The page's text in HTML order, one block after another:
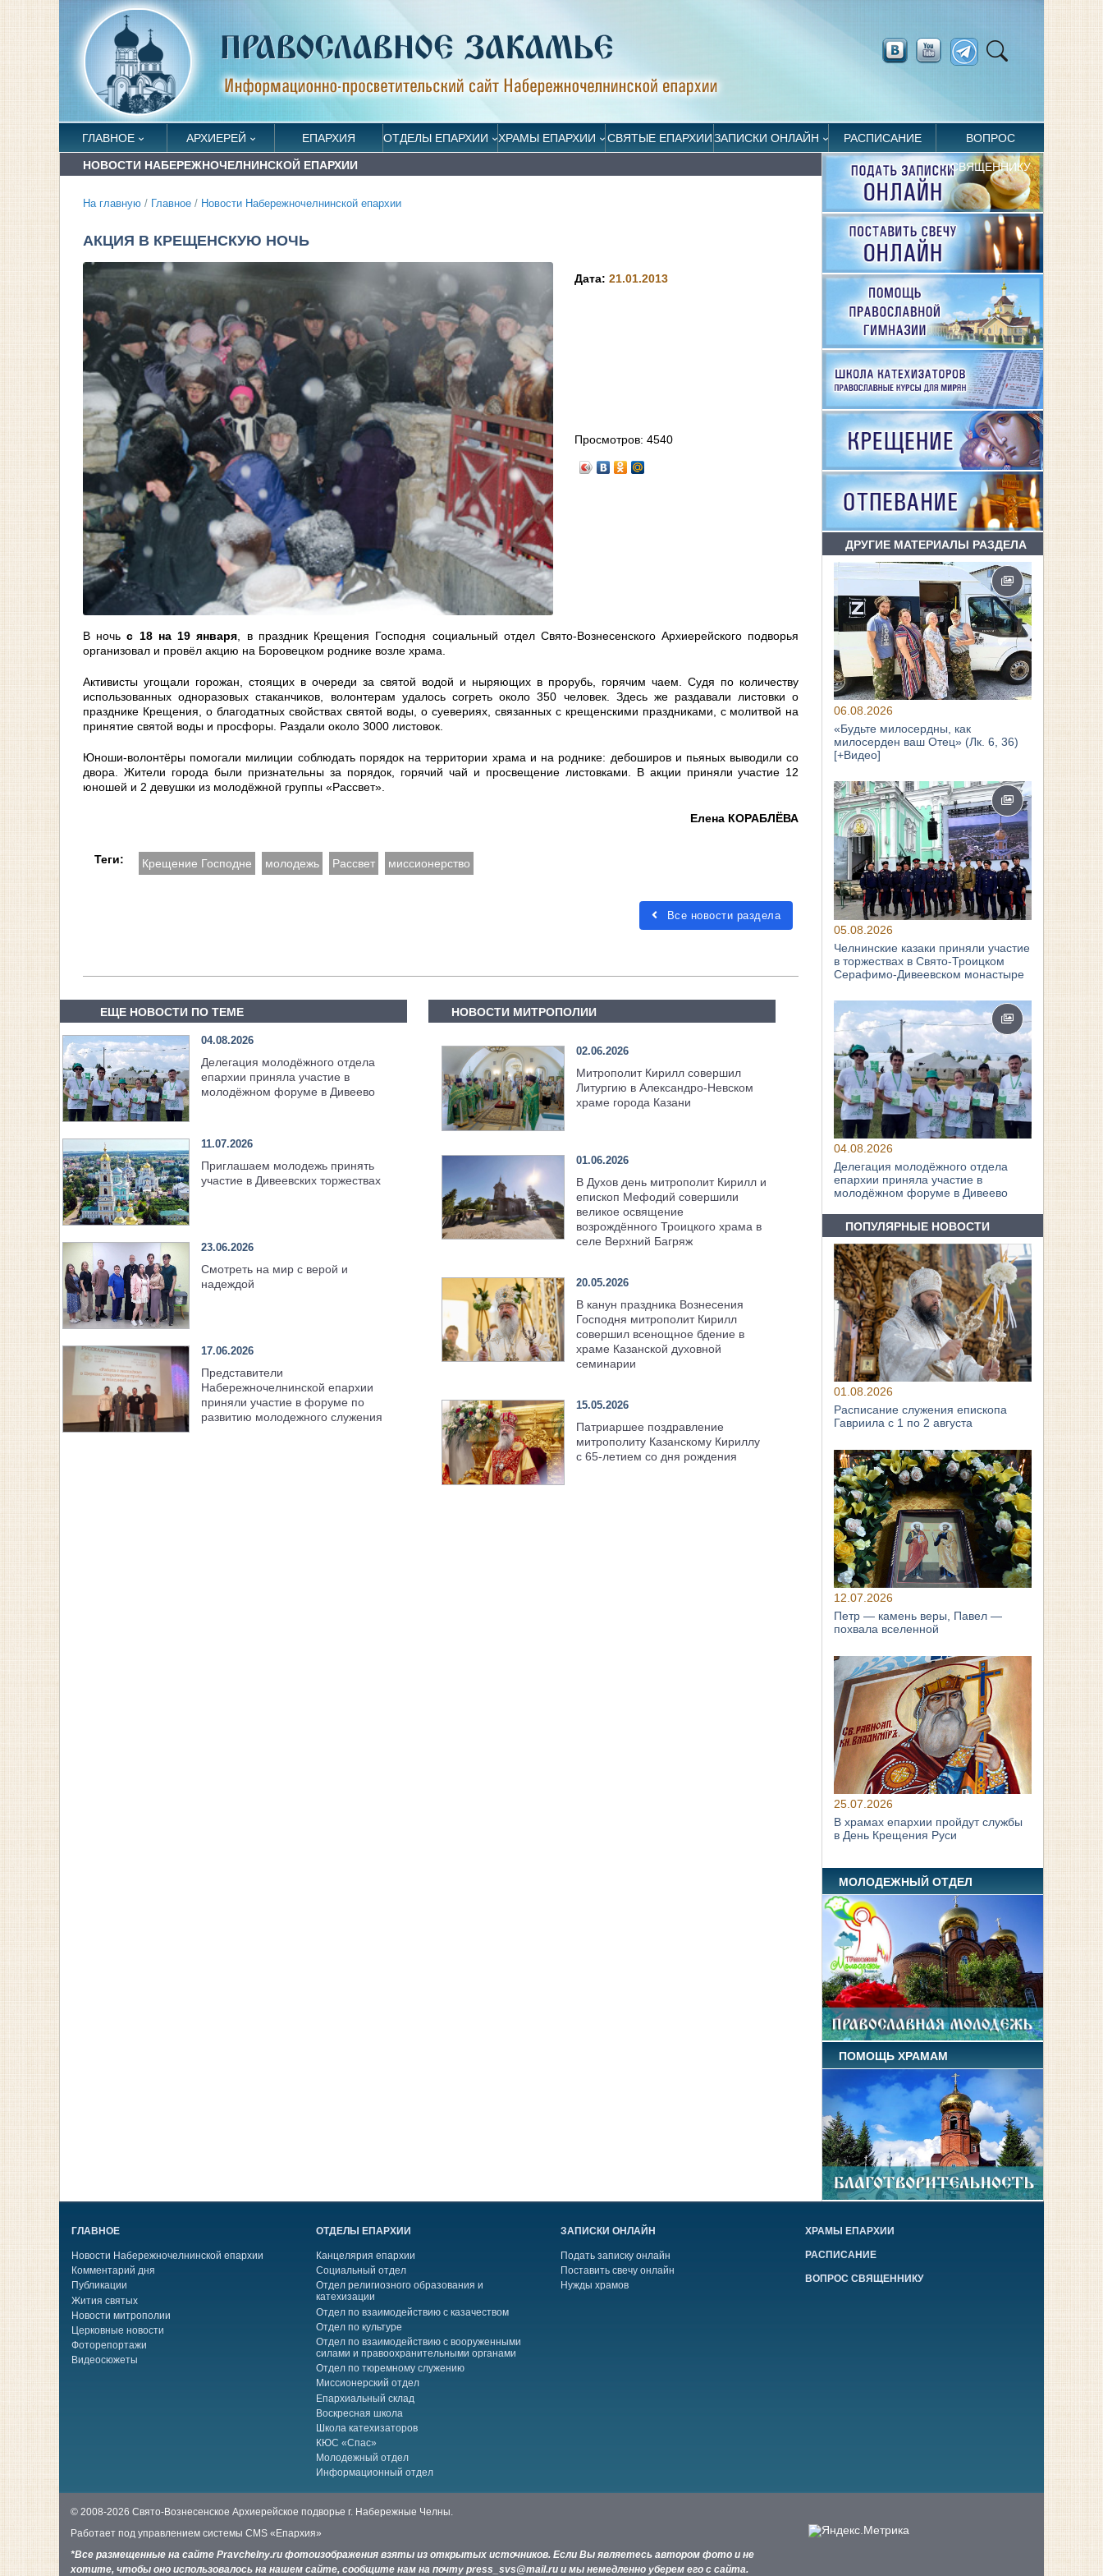
ГЛАВНОЕ АРХИЕРЕЙ ЕПАРХИЯ ОТДЕЛЫ ЕПАРХИИ ХРАМЫ ЕПАРХИИ СВЯТЫЕ ЕПАРХИИЗАПИСКИ ОНЛАЙН РАСПИСАНИЕ ВОПРОС
СВЯЩЕННИКУ
НОВОСТИ НАБЕРЕЖНОЧЕЛНИНСКОЙ ЕПАРХИИ
На главную / Главное / Новости Набережночелнинской епархии
АКЦИЯ В КРЕЩЕНСКУЮ НОЧЬ
Дата:21.01.2013
Просмотров:4540
В ночьс 18 на 19 января , в праздник Крещения Господня социальный отдел Свято-Вознесенского Архиерейского подворья
организовал и провёл акцию на Боровецком роднике возле храма.
Активисты угощали горожан, стоящих в очереди за святой водой и ныряющих в прорубь, горячим чаем. Судя по количеству
использованных одноразовых стаканчиков, волонтерам удалось согреть около 350 человек. Здесь же раздавали листовки о
празднике Крещения, о благодатных свойствах святой воды, о суевериях, связанных с крещенскими праздниками, с молитвой на
принятие святой воды и просфоры. Раздали около 3000 листовок.
Юноши-волонтёры помогали милиции соблюдать порядок на территории храма и на роднике: дебоширов и пьяных выводили со
двора. Жители города были признательны за порядок, горячий чай и просвещение листовками. В акции приняли участие 12
юношей и 2 девушки из молодёжной группы «Рассвет».
Елена КОРАБЛЁВА
Теги: Крещение Господне молодежь Рассвет миссионерство
Все новости раздела
ЕЩЕ НОВОСТИ ПО ТЕМЕ
04.08.2026
Делегация молодёжного отдела
епархии приняла участие в
молодёжном форуме в Дивеево
11.07.2026
Приглашаем молодежь принять
участие в Дивеевских торжествах
23.06.2026
Смотреть на мир с верой и
надеждой
17.06.2026
Представители
Набережночелнинской епархии
приняли участие в форуме по
развитию молодежного служения
НОВОСТИ МИТРОПОЛИИ
02.06.2026
Митрополит Кирилл совершил
Литургию в Александро-Невском
храме города Казани
01.06.2026
В Духов день митрополит Кирилл и
епископ Мефодий совершили
великое освящение
возрождённого Троицкого храма в
селе Верхний Багряж
20.05.2026
В канун праздника Вознесения
Господня митрополит Кирилл
совершил всенощное бдение в
храме Казанской духовной
семинарии
15.05.2026
Патриаршее поздравление
митрополиту Казанскому Кириллу
с 65-летием со дня рождения
ДРУГИЕ МАТЕРИАЛЫ РАЗДЕЛА
06.08.2026
«Будьте милосердны, как
милосерден ваш Отец» (Лк. 6, 36)
[+Видео]
05.08.2026
Челнинские казаки приняли участие
в торжествах в Свято‑Троицком
Серафимо‑Дивеевском монастыре
04.08.2026
Делегация молодёжного отдела
епархии приняла участие в
молодёжном форуме в Дивеево
ПОПУЛЯРНЫЕ НОВОСТИ
01.08.2026
Расписание служения епископа
Гавриила с 1 по 2 августа
12.07.2026
Петр — камень веры, Павел —
похвала вселенной
25.07.2026
В храмах епархии пройдут службы
в День Крещения Руси
МОЛОДЕЖНЫЙ ОТДЕЛ
ПОМОЩЬ ХРАМАМ
ГЛАВНОЕ
Новости Набережночелнинской епархии
Комментарий дня
Публикации
Жития святых
Новости митрополии
Церковные новости
Фоторепортажи
Видеосюжеты
ОТДЕЛЫ ЕПАРХИИ
Канцелярия епархии
Социальный отдел
Отдел религиозного образования и
катехизации
Отдел по взаимодействию с казачеством
Отдел по культуре
Отдел по взаимодействию с вооруженными
силами и правоохранительными органами
Отдел по тюремному служению
Миссионерский отдел
Епархиальный склад
Воскресная школа
Школа катехизаторов
КЮС «Спас»
Молодежный отдел
Информационный отдел
ЗАПИСКИ ОНЛАЙН
Подать записку онлайн
Поставить свечу онлайн
Нужды храмов
ХРАМЫ ЕПАРХИИ
РАСПИСАНИЕ
ВОПРОС СВЯЩЕННИКУ
© 2008-2026 Свято-Вознесенское Архиерейское подворье г. Набережные Челны.
Работает под управлением системы CMS «Епархия»
*Все размещенные на сайте Pravchelny.ru фотоизображения взяты из открытых источников. Если Вы являетесь автором фото и не
хотите, чтобы оно использовалось на нашем сайте, сообщите нам на почту press_svs@mail.ru и мы немедленно уберем его с сайта.